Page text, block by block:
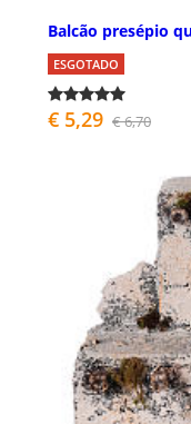
Balcão presépio
ESGOTADO
€ 5,29 € 6,70